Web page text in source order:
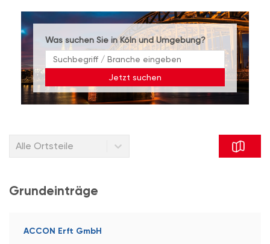
Was suchen Sie in Köln und Umgebung?
Jetzt suchen
Alle Ortsteile
Grundeinträge
ACCON Erft GmbH